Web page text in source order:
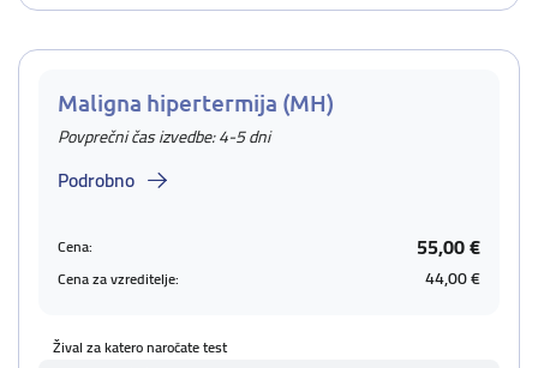
Maligna hipertermija (MH)
Povprečni čas izvedbe: 4-5 dni
Podrobno
Cena: 55,00 €
Cena za vzreditelje: 44,00 €
Žival za katero naročate test